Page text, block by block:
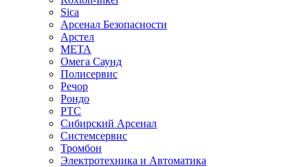
Sica
Арсенал Безопасности
Арстел
МЕТА
Омега Саунд
Полисервис
Речор
Рондо
РТС
Сибирский Арсенал
Системсервис
Тромбон
Электротехника и Автоматика